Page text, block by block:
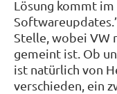
Lösung kommt im
Stelle, wobei VW
gemeint ist. Ob
ist natürlich von
verschieden, ein